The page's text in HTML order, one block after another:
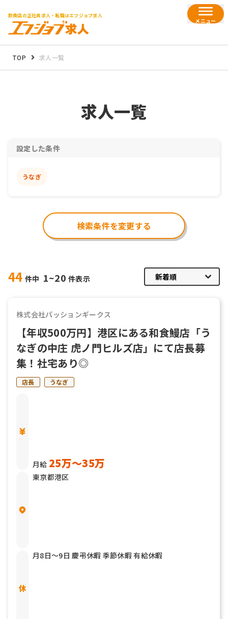
飲食店の正社員求人・転職はエフジョブ求人
メニュー
TOP 求人一覧
求人一覧
設定した条件
うなぎ
検索条件を変更する
44 件中 1~20 件表示
株式会社パッションギークス
【年収500万円】港区にある和食鰻店「う
なぎの中庄 虎ノ門ヒルズ店」にて店長募
集！社宅あり◎
店長 うなぎ
月給 25万〜35万
東京都港区
月8日〜9日 慶弔休暇 季節休暇 有給休暇